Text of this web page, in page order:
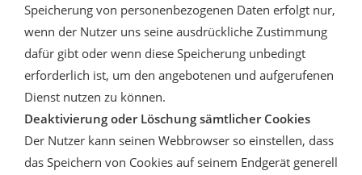
Speicherung von personenbezogenen Daten erfolgt nur,
wenn der Nutzer uns seine ausdrückliche Zustimmung
dafür gibt oder wenn diese Speicherung unbedingt
erforderlich ist, um den angebotenen und aufgerufenen
Dienst nutzen zu können.
Deaktivierung oder Löschung sämtlicher Cookies
Der Nutzer kann seinen Webbrowser so einstellen, dass
das Speichern von Cookies auf seinem Endgerät generell